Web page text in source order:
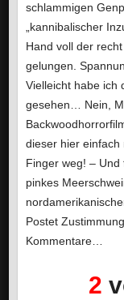
schlammigen
„kannibalischer
Hand voll der
gelungen.
Vielleicht habe ich
gesehen… Nein,
dieser hier einfach
Finger weg! –
pinkes
Postet
Kommentare…
2